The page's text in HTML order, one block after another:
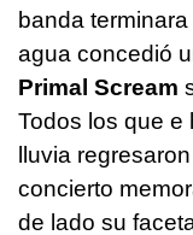
banda
agua concedió
Primal Scream
Todos los que e
lluvia
concierto
de lado su